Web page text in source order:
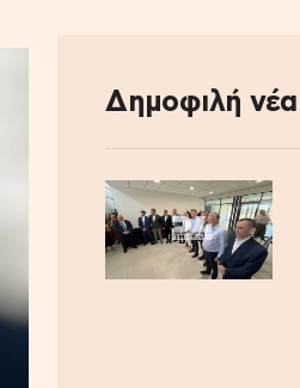
Δημοφιλή νέα